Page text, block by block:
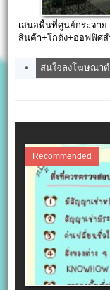
เสนอพื้นที่ศูนย์กระจาย
สินค้า+โกดัง+ออฟฟิศส
สนใจลงโฆษณา
Recommended